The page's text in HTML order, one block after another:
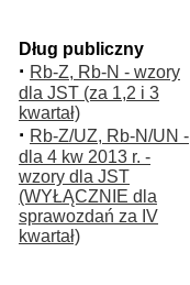
Dług publiczny
· Rb-Z, Rb-N - wzory
dla JST (za 1,2 i 3
kwartał)
· Rb-Z/UZ, Rb-N/UN -
dla 4 kw 2013 r. -
wzory dla JST
(WYŁĄCZNIE dla
sprawozdań za IV
kwartał)